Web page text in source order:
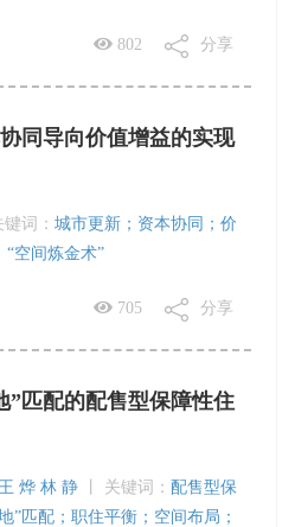
802 分享
同导向价值增益的实现
键词： 城市更新；资本协同；价
空间炼金术”
705 分享
配的配售型保障性住
烨 林 静 关键词： 配售型保
匹配；职住平衡；空间布局；